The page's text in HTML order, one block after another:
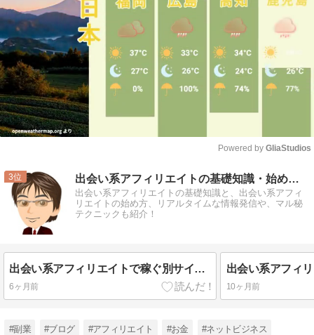
Mute
Powered by GliaStudios
3 出会い系アフィリエイトの基礎知識・始め方初心者講座
出会い系アフィリエイトの基礎知識と、出会い系アフィ
リエイトの始め方、リアルタイムな情報発信や、マル秘
テクニックも紹介！
出会い系アフィリエイトで稼ぐ別サイト運用とリライト設計の全体像
6ヶ月前 10ヶ月前
#副業 #ブログ #アフィリエイト #お金 #ネットビジネス